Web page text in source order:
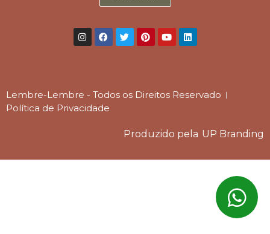
Lembre-Lembre - Todos os Direitos Reservado
Política de Privacidade
Produzido pela UP Branding